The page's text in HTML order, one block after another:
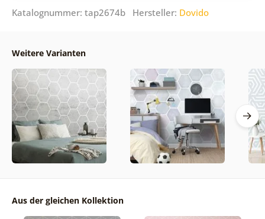
Katalognummer: tap2674b Hersteller: Dovido
Weitere Varianten
Aus der gleichen Kollektion